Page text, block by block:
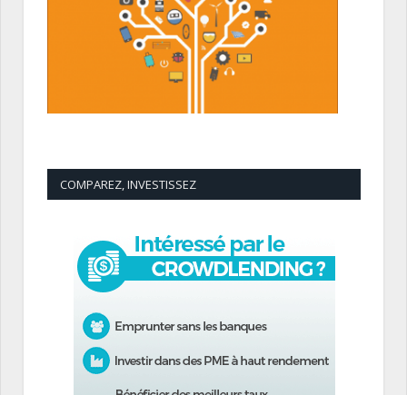
COMPAREZ, INVESTISSEZ